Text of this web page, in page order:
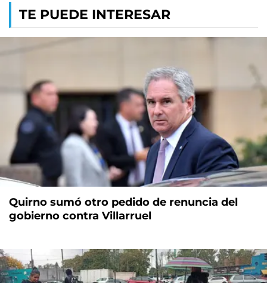
TE PUEDE INTERESAR
Quirno sumó otro pedido de renuncia del
gobierno contra Villarruel